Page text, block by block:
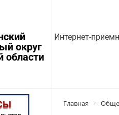
округ
области
Интернет-
Главная